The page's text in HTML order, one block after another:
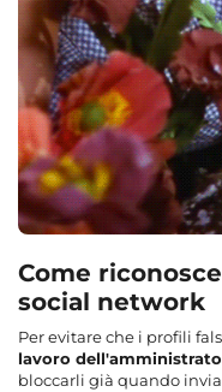
Come
social network
Per evitare che i profili
lavoro
bloccarli già quando